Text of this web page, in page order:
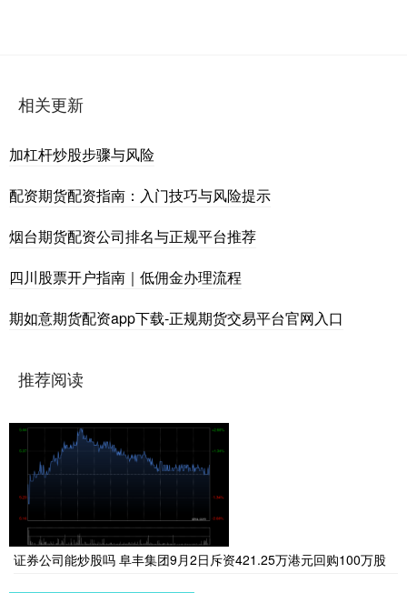
相关更新
加杠杆炒股步骤与风险
配资期货配资指南：入门技巧与风险提示
烟台期货配资公司排名与正规平台推荐
四川股票开户指南｜低佣金办理流程
期如意期货配资app下载-正规期货交易平台官网入口
推荐阅读
证券公司能炒股吗 阜丰集团9月2日斥资421.25万港元回购100万股